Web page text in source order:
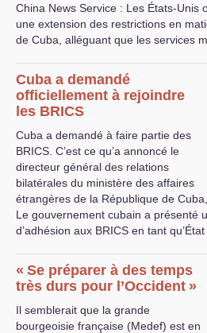
China News Service : Les États-Unis
une extension des restrictions en
de Cuba, alléguant que les services
Cuba a demandé
officiellement à rejoindre
les BRICS
Cuba a demandé à faire partie des
BRICS . C’est ce qu’a annoncé le
directeur général des relations
bilatérales du ministère des affaires
étrangères de la République de
Le gouvernement cubain a présenté
d’adhésion aux BRICS en tant
« Se préparer à des temps
très durs pour l’Occident »
Il semblerait que la grande
bourgeoisie française (Medef) est en